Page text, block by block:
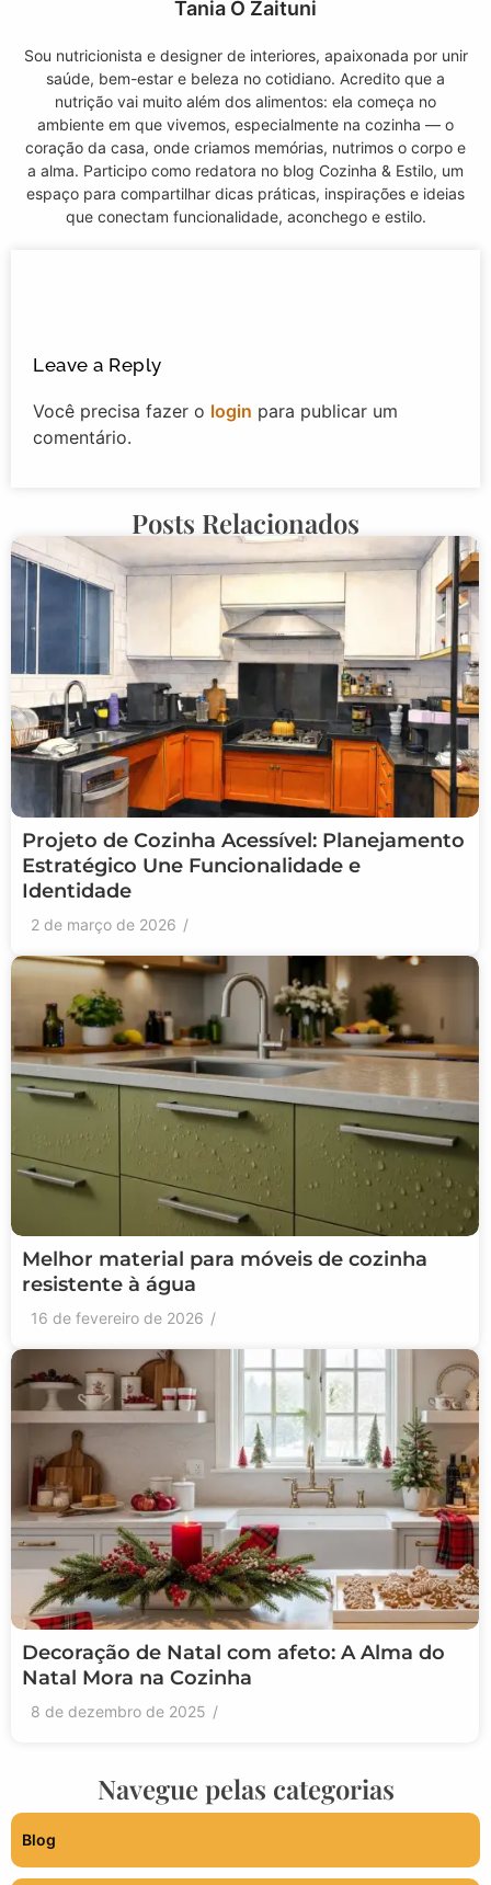
Tania O Zaituni
Sou nutricionista e designer de interiores, apaixonada por unir
saúde, bem-estar e beleza no cotidiano. Acredito que a
nutrição vai muito além dos alimentos: ela começa no
ambiente em que vivemos, especialmente na cozinha — o
coração da casa, onde criamos memórias, nutrimos o corpo e
a alma. Participo como redatora no blog Cozinha & Estilo, um
espaço para compartilhar dicas práticas, inspirações e ideias
que conectam funcionalidade, aconchego e estilo.
Leave a Reply
Você precisa fazer o login para publicar um
comentário.
Posts Relacionados
Projeto de Cozinha Acessível: Planejamento
Estratégico Une Funcionalidade e
Identidade
2 de março de 2026 /
Melhor material para móveis de cozinha
resistente à água
16 de fevereiro de 2026 /
Decoração de Natal com afeto: A Alma do
Natal Mora na Cozinha
8 de dezembro de 2025 /
Navegue pelas categorias
Blog